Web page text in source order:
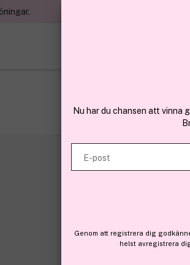
Nu har du chansen att vinna
E-post
Genom att registrera dig
helst avregistrera